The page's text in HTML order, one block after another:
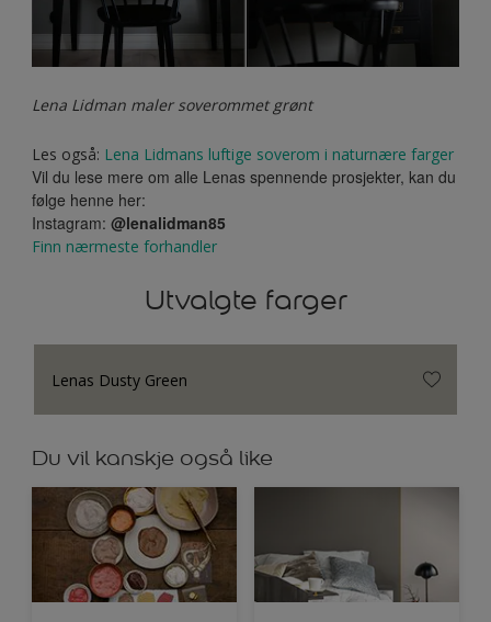
Lena Lidman maler soverommet grønt
Les også: Lena Lidmans luftige soverom i naturnære farger
Vil du lese mere om alle Lenas spennende prosjekter, kan du
følge henne her:
Instagram: @lenalidman85
Finn nærmeste forhandler
Utvalgte farger
Lenas Dusty Green
Du vil kanskje også like